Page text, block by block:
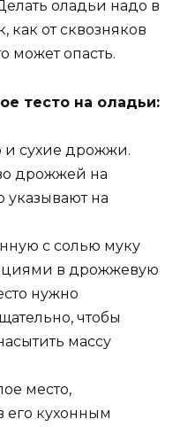
оладьи надо в
как от сквозняков
может опасть.
тесто на оладьи:
и сухие дрожжи.
дрожжей на
указывают на
с солью муку
в дрожжевую
нужно
чтобы
массу
место,
его кухонным